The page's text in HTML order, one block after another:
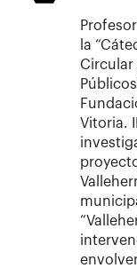
la
Circular
Vitoria.